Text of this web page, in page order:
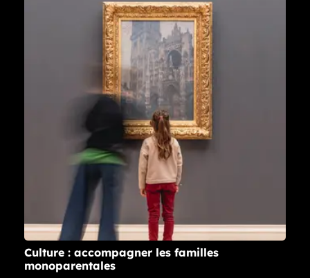
Culture : accompagner les familles
monoparentales